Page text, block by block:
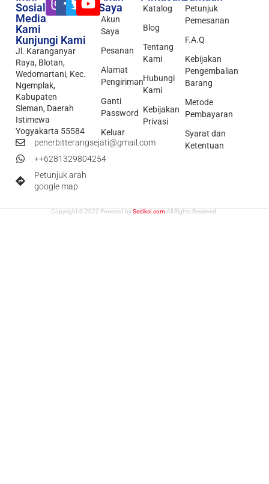
Saya
Akun
Saya
Pesanan
Alamat
Pengiriman
Ganti
Password
Keluar
Katalog
Blog
Tentang
Kami
Hubungi
Kami
Kebijakan
Privasi
Petunjuk
Pemesanan
F.A.Q
Kebijakan
Pengembalian
Barang
Metode
Pembayaran
Syarat dan
Ketentuan
Sosial
Media
Kami
Kunjungi Kami
Jl. Karanganyar
Raya, Blotan,
Wedomartani, Kec.
Ngemplak,
Kabupaten
Sleman, Daerah
Istimewa
Yogyakarta 55584
penerbitterangsejati@gmail.com
++6281329804254
Petunjuk arah
google map
Copyright © 2022 Powered bySediksi.com All Rights Reserved.